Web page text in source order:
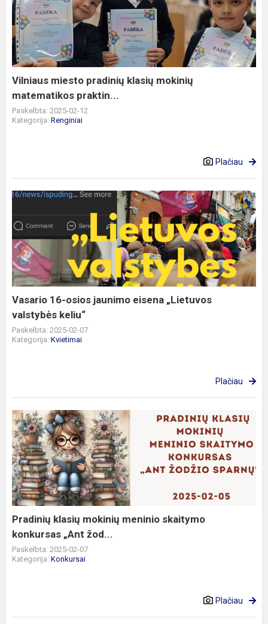
pradinių
klasių
mokinių
matematikos
praktin...
Vilniaus miesto pradinių klasių mokinių
matematikos praktin...
Paskelbta: 2025-02-12
Kategorija: Renginiai
Plačiau
Vasario
osios
jaunimo
eisena
„Lietuvos
valstybės
keliu“
Vasario 16-osios jaunimo eisena „Lietuvos
valstybės keliu“
Paskelbta: 2025-02-07
Kategorija: Kvietimai
Plačiau
Pradinių
klasių
mokinių
meninio
skaitymo
konkursas
„Ant
žod...
Pradinių klasių mokinių meninio skaitymo
konkursas „Ant žod...
Paskelbta: 2025-02-07
Kategorija: Konkursai
Plačiau